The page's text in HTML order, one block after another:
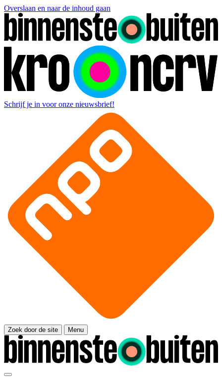
Overslaan en naar de inhoud gaan
Schrijf je in voor onze nieuwsbrief!
Zoek door de site Menu